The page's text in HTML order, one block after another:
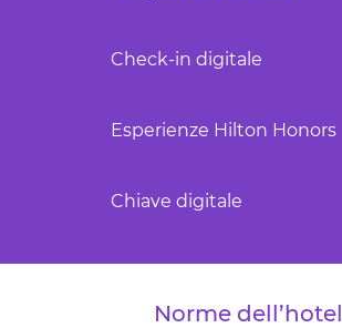
Check-in digitale
Esperienze Hilton Honors
Chiave digitale
Norme dell’hotel